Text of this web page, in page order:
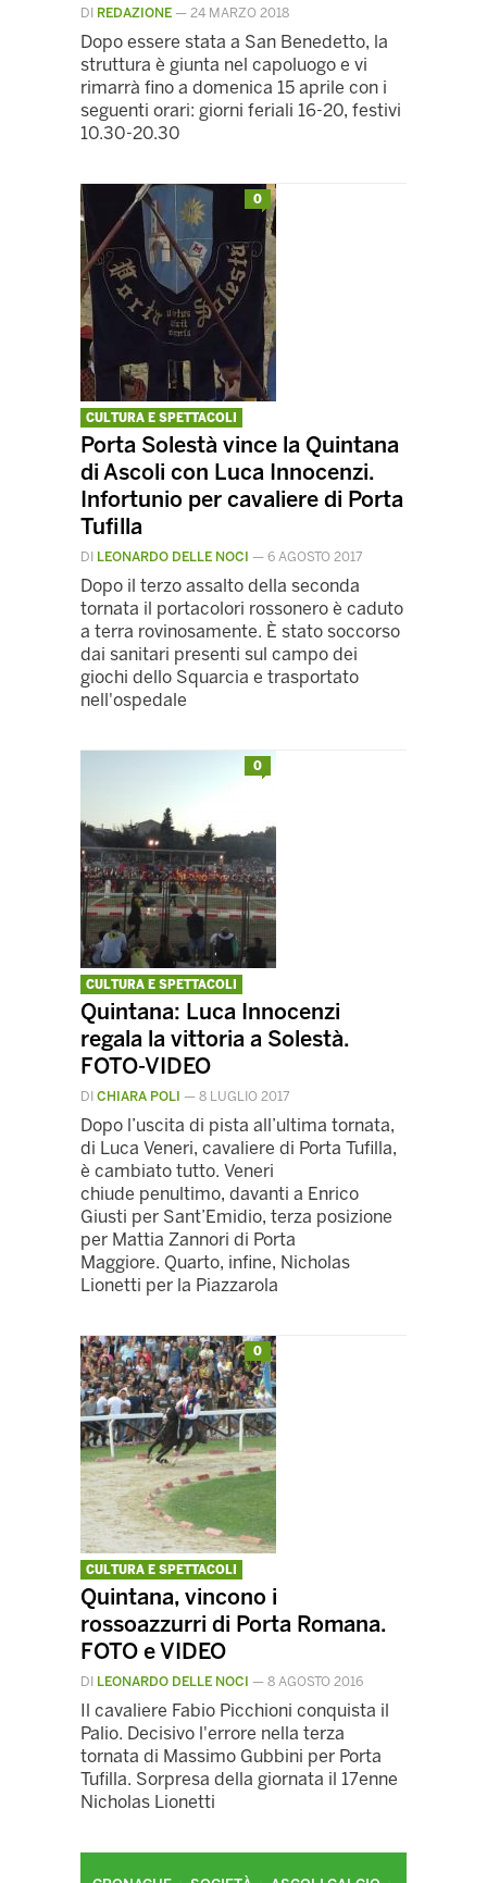
DI REDAZIONE — 24 MARZO 2018
Dopo essere stata a San Benedetto, la
struttura è giunta nel capoluogo e vi
rimarrà fino a domenica 15 aprile con i
seguenti orari: giorni feriali 16-20, festivi
10.30-20.30
0
CULTURA E SPETTACOLI
Porta Solestà vince la Quintana
di Ascoli con Luca Innocenzi.
Infortunio per cavaliere di Porta
Tufilla
DI LEONARDO DELLE NOCI — 6 AGOSTO 2017
Dopo il terzo assalto della seconda
tornata il portacolori rossonero è caduto
a terra rovinosamente. È stato soccorso
dai sanitari presenti sul campo dei
giochi dello Squarcia e trasportato
nell'ospedale
0
CULTURA E SPETTACOLI
Quintana: Luca Innocenzi
regala la vittoria a Solestà.
FOTO-VIDEO
DI CHIARA POLI — 8 LUGLIO 2017
Dopo l’uscita di pista all’ultima tornata,
di Luca Veneri, cavaliere di Porta Tufilla,
è cambiato tutto. Veneri
chiude penultimo, davanti a Enrico
Giusti per Sant’Emidio, terza posizione
per Mattia Zannori di Porta
Maggiore. Quarto, infine, Nicholas
Lionetti per la Piazzarola
0
CULTURA E SPETTACOLI
Quintana, vincono i
rossoazzurri di Porta Romana.
FOTO e VIDEO
DI LEONARDO DELLE NOCI — 8 AGOSTO 2016
Il cavaliere Fabio Picchioni conquista il
Palio. Decisivo l'errore nella terza
tornata di Massimo Gubbini per Porta
Tufilla. Sorpresa della giornata il 17enne
Nicholas Lionetti